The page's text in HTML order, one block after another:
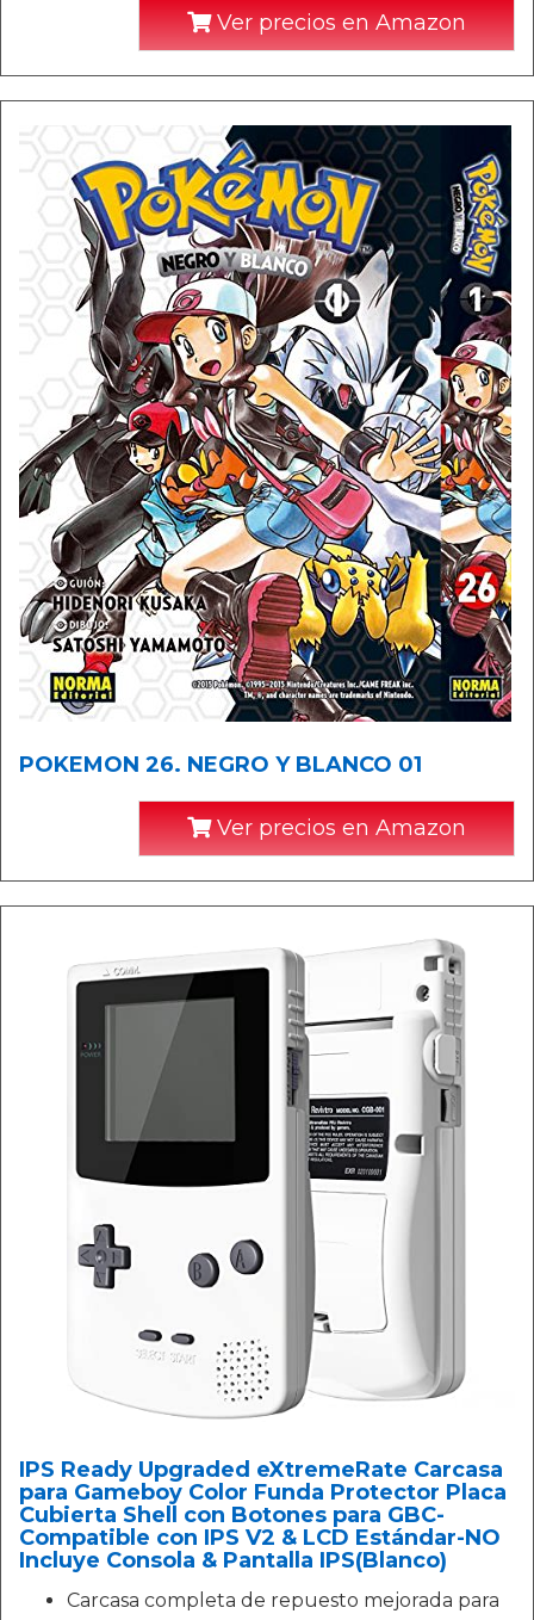
Ver precios en Amazon
POKEMON 26. NEGRO Y BLANCO 01
Ver precios en Amazon
IPS Ready Upgraded eXtremeRate Carcasa
para Gameboy Color Funda Protector Placa
Cubierta Shell con Botones para GBC-
Compatible con IPS V2 & LCD Estándar-NO
Incluye Consola & Pantalla IPS(Blanco)
Carcasa completa de repuesto mejorada para